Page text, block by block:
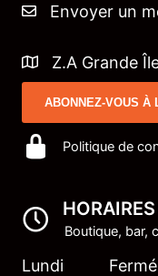
Envoyer un
Z.A Grande
ABONNEZ-VOUS À
Politique de
Boutique, bar,
Lundi Fermé